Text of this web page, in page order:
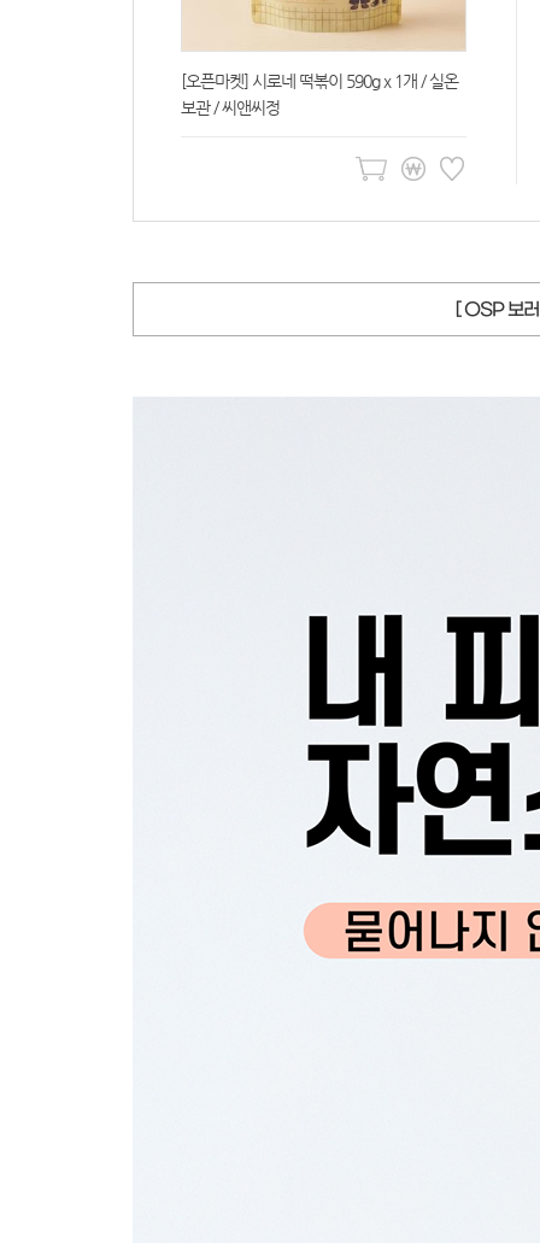
[오픈마켓] 시로네 떡볶이 590g x 1개 / 실온
보관 / 씨앤씨정
[ OSP 보